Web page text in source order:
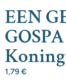
EEN
1,79 €